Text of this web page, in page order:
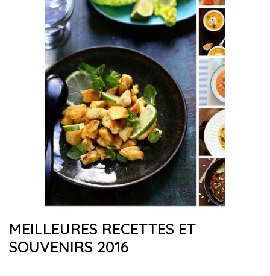
MEILLEURES RECETTES ET
SOUVENIRS 2016